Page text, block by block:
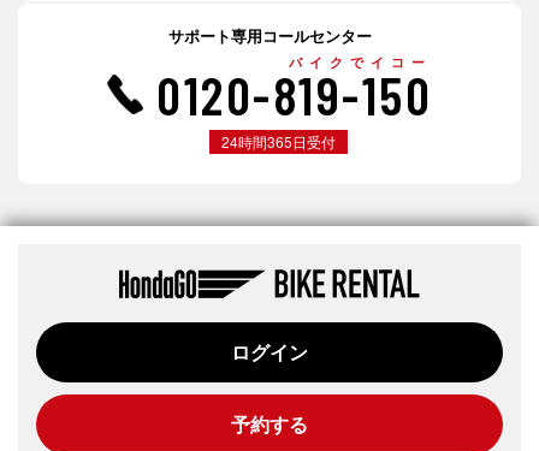
サポート専用コールセンター
バイクでイコー
0120-819-150
24時間365日受付
ログイン
予約する